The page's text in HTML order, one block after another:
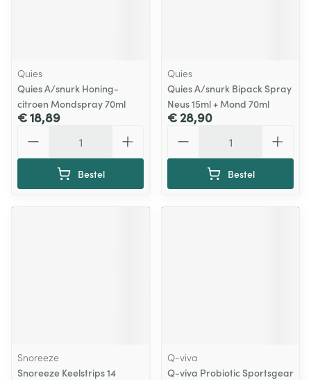
Quies
Quies A/snurk Honing-
citroen Mondspray 70ml
€ 18,89
Bestel
Quies
Quies A/snurk Bipack Spray
Neus 15ml + Mond 70ml
€ 28,90
Bestel
Snoreeze
Snoreeze Keelstrips 14
Q-viva
Q-viva Probiotic Sportsgear